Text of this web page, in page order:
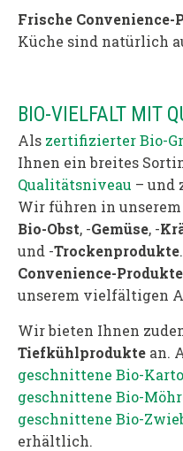
Frische Convenience-
Küche sind natürlich
BIO-VIELFALT MIT
Als zertifizierter Bio-
Ihnen ein breites
Qualitätsniveau – und
Wir führen in
Bio-Obst, -Gemüse, -
und -Trockenprodukte.
Convenience-Produkte
unserem vielfältigen
Wir bieten Ihnen
Tiefkühlprodukte an.
geschnittene Bio-
geschnittene Bio-
geschnittene Bio-
erhältlich.